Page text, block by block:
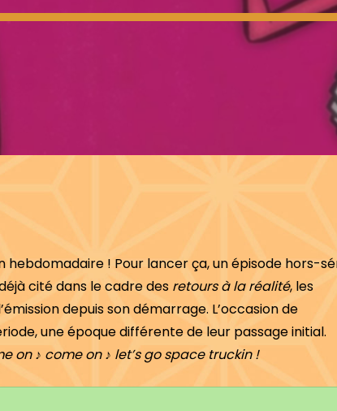
hebdomadaire ! Pour lancer ça, un épisode hors-
cité dans le cadre des retours à la réalité, les
depuis son démarrage. L’occasion de
une époque différente de leur passage initial.
on ♪ come on ♪ let’s go space truckin !